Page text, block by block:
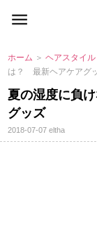
ホーム ＞ヘアスタイ
は？ 最新ヘアケアグ
夏の湿度に負
グッズ
2018-07-07eltha